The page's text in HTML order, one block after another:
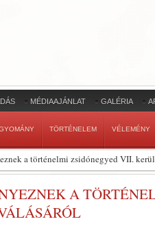
MÉDIAAJÁNLAT GALÉRIA
TÖRTÉNELEM VÉLEMÉNY
a történelmi zsidónegyed VII.
A